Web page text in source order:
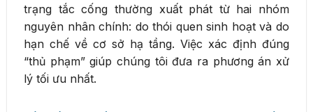
trạng tắc cống thường xuất phát từ hai nhóm
nguyên nhân chính: do thói quen sinh hoạt và do
hạn chế về cơ sở hạ tầng. Việc xác định đúng
“thủ phạm” giúp chúng tôi đưa ra phương án xử
lý tối ưu nhất.